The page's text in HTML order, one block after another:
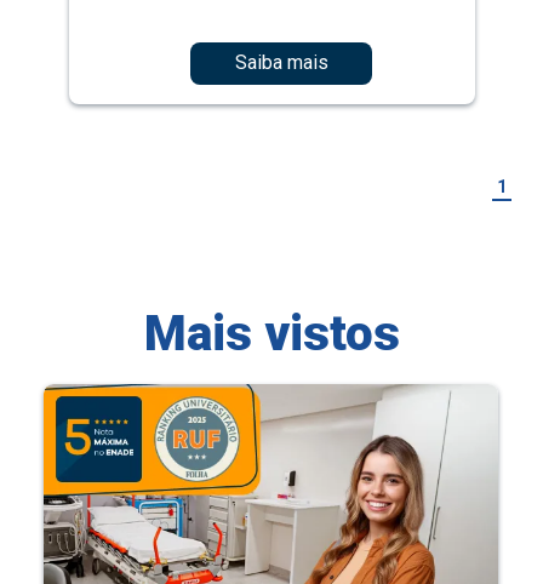
Saiba mais
1
Mais vistos